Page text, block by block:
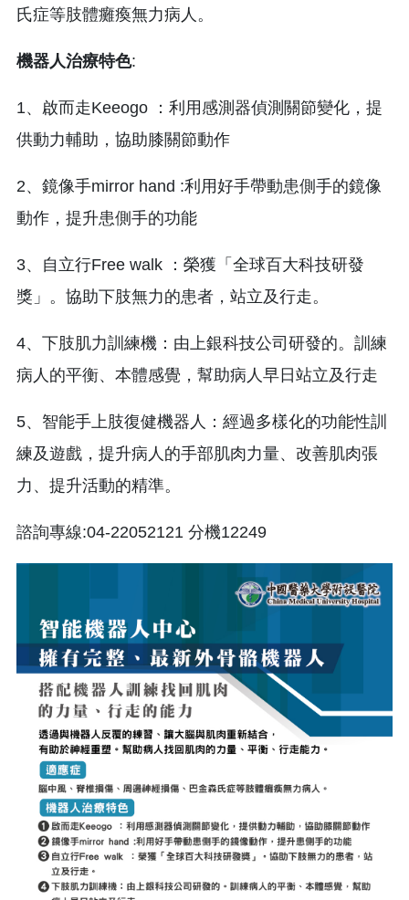
氏症等肢體癱瘓無力病人。
機器人治療特色:
1、啟而走Keeogo ：利用感測器偵測關節變化，提
供動力輔助，協助膝關節動作
2、鏡像手mirror hand :利用好手帶動患側手的鏡像
動作，提升患側手的功能
3、自立行Free walk ：榮獲「全球百大科技研發
獎」。協助下肢無力的患者，站立及行走。
4、下肢肌力訓練機：由上銀科技公司研發的。訓練
病人的平衡、本體感覺，幫助病人早日站立及行走
5、智能手上肢復健機器人：經過多樣化的功能性訓
練及遊戲，提升病人的手部肌肉力量、改善肌肉張
力、提升活動的精準。
諮詢專線:04-22052121 分機12249